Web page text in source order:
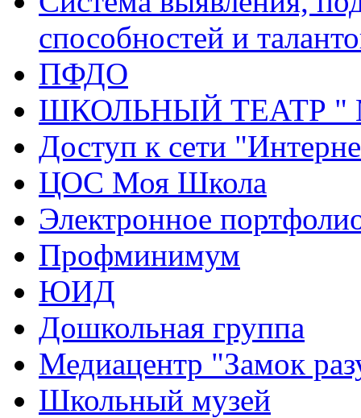
способностей и
ПФДО
ШКОЛЬНЫЙ ТЕАТР
Доступ к сети
ЦОС Моя Школа
Электронное
Профминимум
ЮИД
Дошкольная группа
Медиацентр "Замок
Школьный музей